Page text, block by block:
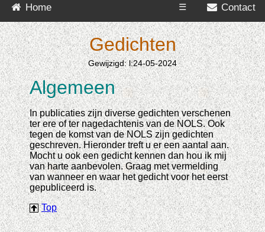
Home Contact
☰
Gedichten
Gewijzigd: l:24-05-2024
Algemeen
In publicaties zijn diverse gedichten verschenen
ter ere of ter nagedachtenis van de NOLS. Ook
tegen de komst van de NOLS zijn gedichten
geschreven. Hieronder treft u er een aantal aan.
Mocht u ook een gedicht kennen dan hou ik mij
van harte aanbevolen. Graag met vermelding
van wanneer en waar het gedicht voor het eerst
gepubliceerd is.
Top